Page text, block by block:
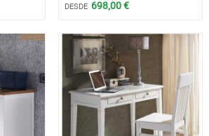
DESDE 698,00 €